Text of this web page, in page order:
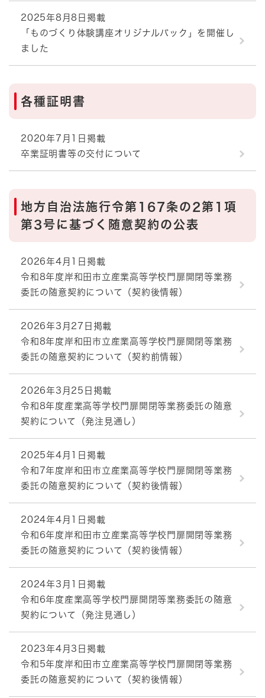
2025年8月8日掲載
「ものづくり体験講座オリジナルバック」を開催し
ました
各種証明書
2020年7月1日掲載
卒業証明書等の交付について
地方自治法施行令第167条の2第1項
第3号に基づく随意契約の公表
2026年4月1日掲載
令和8年度岸和田市立産業高等学校門扉開閉等業務
委託の随意契約について（契約後情報）
2026年3月27日掲載
令和8年度岸和田市立産業高等学校門扉開閉等業務
委託の随意契約について（契約前情報）
2026年3月25日掲載
令和8年度産業高等学校門扉開閉等業務委託の随意
契約について（発注見通し）
2025年4月1日掲載
令和7年度岸和田市立産業高等学校門扉開閉等業務
委託の随意契約について（契約後情報）
2024年4月1日掲載
令和6年度岸和田市立産業高等学校門扉開閉等業務
委託の随意契約について（契約後情報）
2024年3月1日掲載
令和6年度産業高等学校門扉開閉等業務委託の随意
契約について（発注見通し）
2023年4月3日掲載
令和5年度岸和田市立産業高等学校門扉開閉等業務
委託の随意契約について（契約後情報）